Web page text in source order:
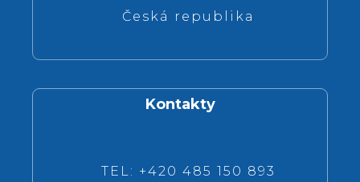
Česká republika
Kontakty
TEL: +420 485 150 893